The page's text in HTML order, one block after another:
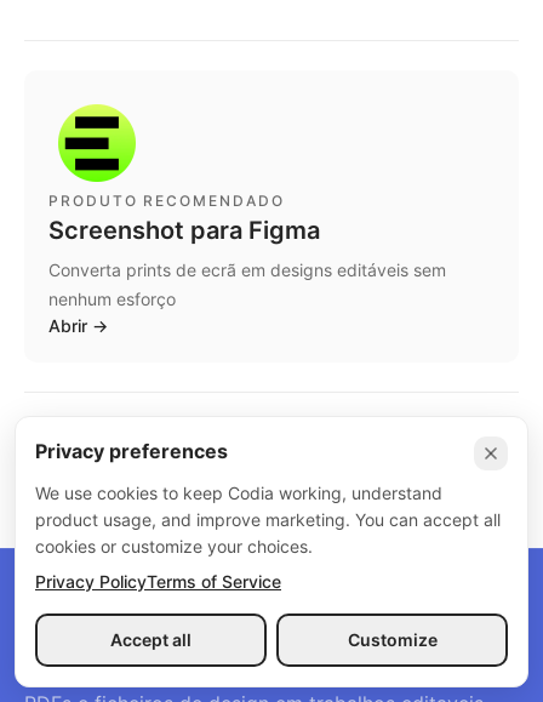
PRODUTO RECOMENDADO
Screenshot para Figma
Converta prints de ecrã em designs editáveis sem
nenhum esforço
Abrir →
←Ver todos os artigos
Ferramentas de IA para transformar ideias, capturas,
Privacy preferences
We use cookies to keep Codia working, understand
product usage, and improve marketing. You can accept all
cookies or customize your choices.
Privacy PolicyTerms of Service
Accept all Customize